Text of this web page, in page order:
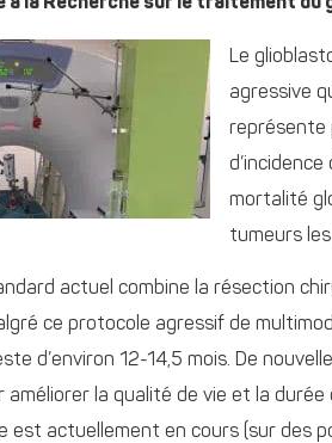
Le
agressive
représente
mortalité
tumeurs
actuel combine la résection
ce protocole agressif de
d’environ 12-14,5 mois. De
améliorer la qualité de vie et la
est actuellement en cours (sur des